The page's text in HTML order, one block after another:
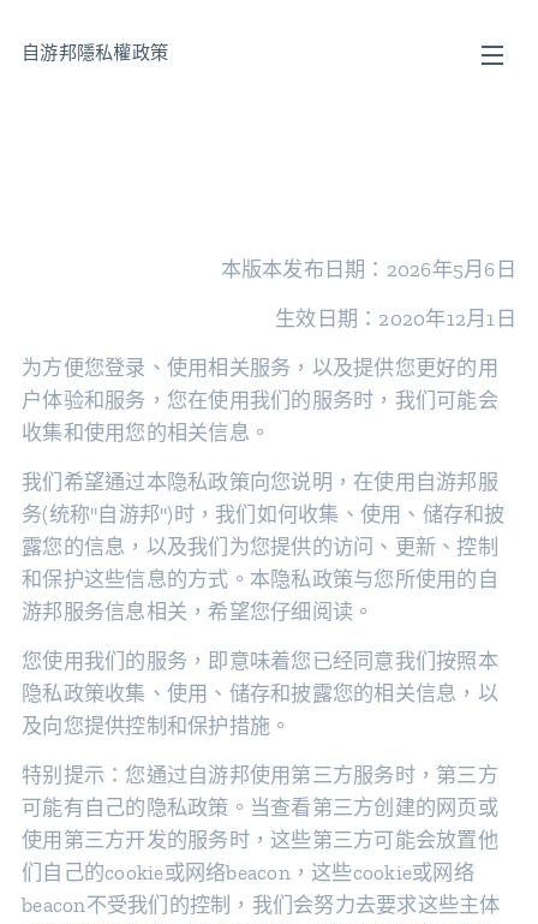
自游邦隱私權政策
本版本发布日期：2026年5月6日
生效日期：2020年12月1日
为方便您登录、使用相关服务，以及提供您更好的用
户体验和服务，您在使用我们的服务时，我们可能会
收集和使用您的相关信息。
我们希望通过本隐私政策向您说明，在使用自游邦服
务(统称"自游邦")时，我们如何收集、使用、储存和披
露您的信息，以及我们为您提供的访问、更新、控制
和保护这些信息的方式。本隐私政策与您所使用的自
游邦服务信息相关，希望您仔细阅读。
您使用我们的服务，即意味着您已经同意我们按照本
隐私政策收集、使用、储存和披露您的相关信息，以
及向您提供控制和保护措施。
特别提示：您通过自游邦使用第三方服务时，第三方
可能有自己的隐私政策。当查看第三方创建的网页或
使用第三方开发的服务时，这些第三方可能会放置他
们自己的cookie或网络beacon，这些cookie或网络
beacon不受我们的控制，我们会努力去要求这些主体